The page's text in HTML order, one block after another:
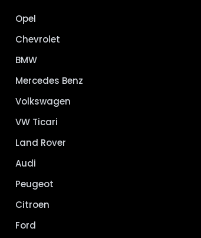
Opel
Chevrolet
BMW
Mercedes Benz
Volkswagen
VW Ticari
Land Rover
Audi
Peugeot
Citroen
Ford